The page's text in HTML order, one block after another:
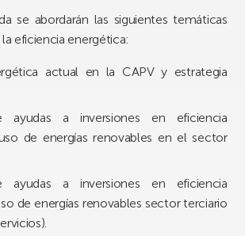
se abordarán las siguientes temáticas
eficiencia energética:
actual en la CAPV y estrategia
ayudas a inversiones en eficiencia
de energías renovables en el sector
ayudas a inversiones en eficiencia
de energías renovables sector terciario